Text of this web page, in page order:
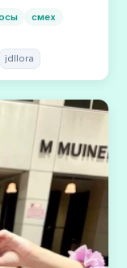
смех
jdllora